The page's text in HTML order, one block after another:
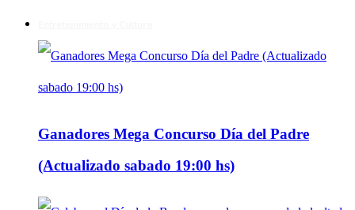
Ganadores Mega Concurso Día del Padre
(Actualizado sabado 19:00 hs)